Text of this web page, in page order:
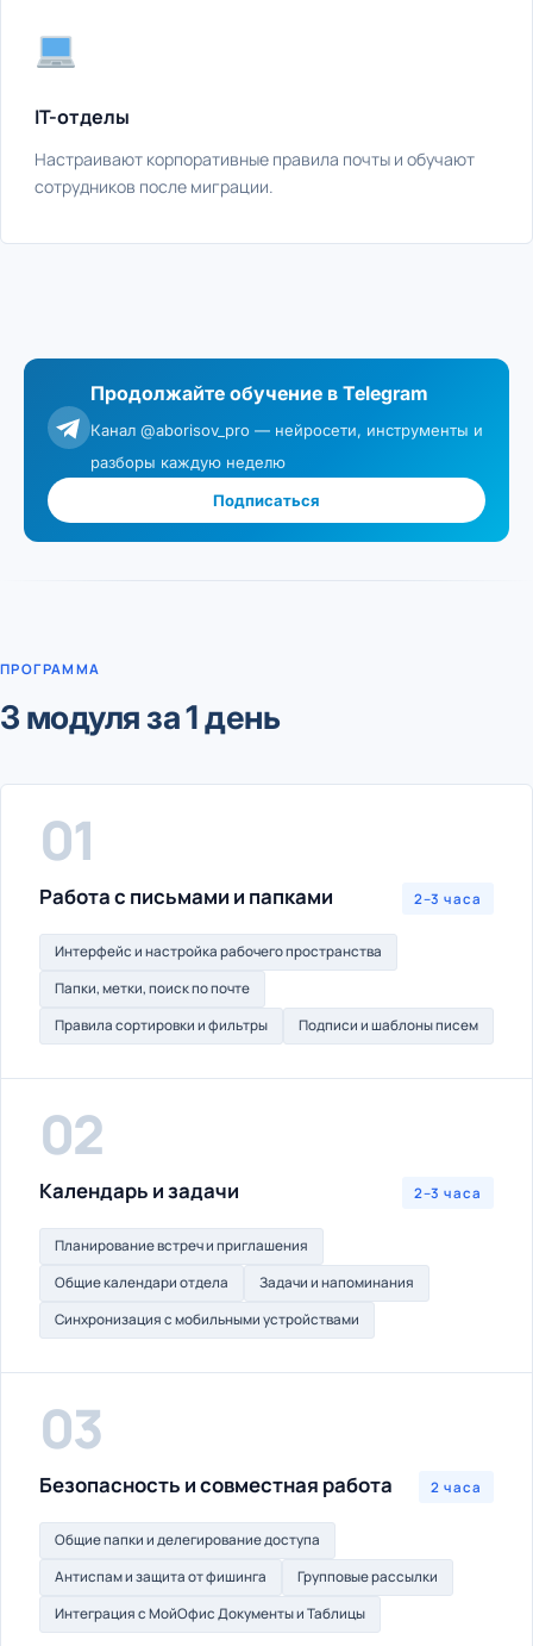
IT-отделы
Настраивают корпоративные правила почты и обучают
сотрудников после миграции.
Продолжайте обучение в Telegram
Канал @aborisov_pro — нейросети, инструменты и
разборы каждую неделю
Подписаться
ПРОГРАММА
3 модуля за 1 день
01
Работа с письмами и папками 2–3 часа
Интерфейс и настройка рабочего пространства
Папки, метки, поиск по почте
Правила сортировки и фильтры
Подписи и шаблоны писем
02
Календарь и задачи 2–3 часа
Планирование встреч и приглашения
Общие календари отдела
Задачи и напоминания
Синхронизация с мобильными устройствами
03
Безопасность и совместная работа 2 часа
Общие папки и делегирование доступа
Антиспам и защита от фишинга
Групповые рассылки
Интеграция с МойОфис Документы и Таблицы